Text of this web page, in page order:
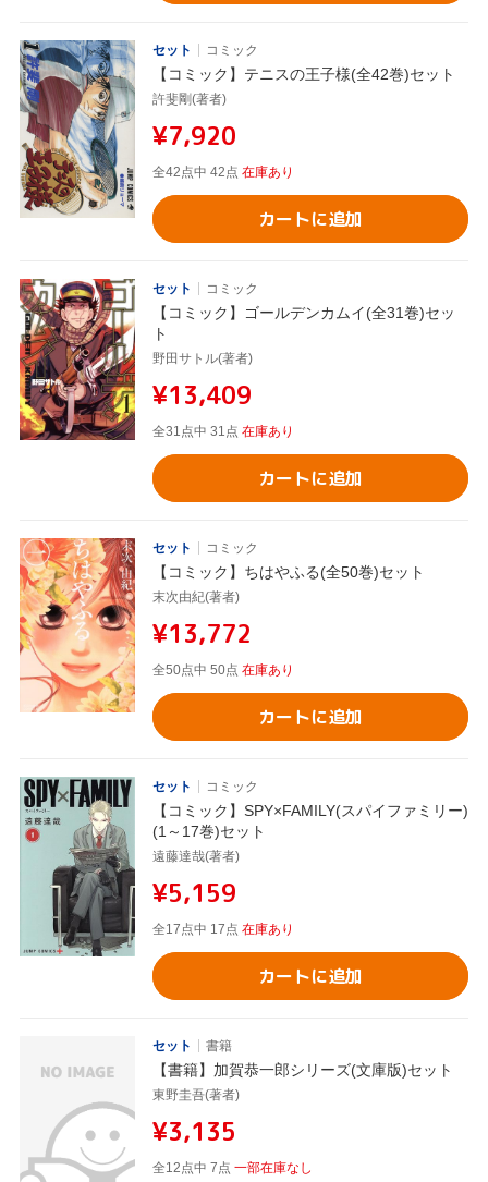
セット コミック
【コミック】テニスの王子様(全42巻)セット
許斐剛(著者)
¥7,920
全42点中 42点 在庫あり
カートに追加
セット コミック
【コミック】ゴールデンカムイ(全31巻)セッ
ト
野田サトル(著者)
¥13,409
全31点中 31点 在庫あり
カートに追加
セット コミック
【コミック】ちはやふる(全50巻)セット
末次由紀(著者)
¥13,772
全50点中 50点 在庫あり
カートに追加
セット コミック
【コミック】SPY×FAMILY(スパイファミリー)
(1～17巻)セット
遠藤達哉(著者)
¥5,159
全17点中 17点 在庫あり
カートに追加
セット 書籍
【書籍】加賀恭一郎シリーズ(文庫版)セット
東野圭吾(著者)
¥3,135
全12点中 7点 一部在庫なし